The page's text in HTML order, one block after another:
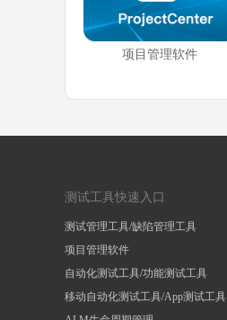
项目管理软件
测试工具快速入口
测试管理工具/缺陷管理工具
项目管理软件
自动化测试工具/功能测试工具
移动自动化测试工具/App测试工具